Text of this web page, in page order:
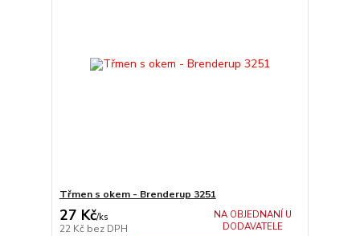
Třmen s okem - Brenderup 3251
27 Kč/ks
22 Kč bez DPH
NA OBJEDNANÍ U
DODAVATELE